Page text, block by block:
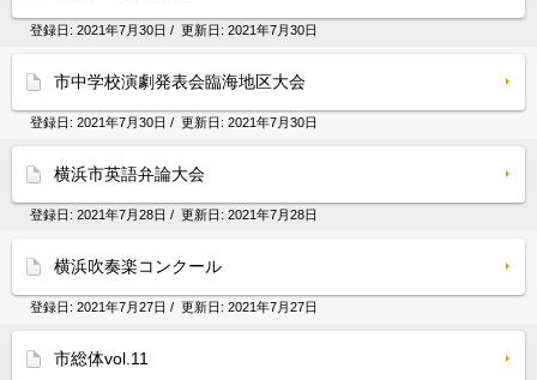
登録日: 2021年7月30日 / 更新日: 2021年7月30日
市中学校演劇発表会臨海地区大会
登録日: 2021年7月30日 / 更新日: 2021年7月30日
横浜市英語弁論大会
登録日: 2021年7月28日 / 更新日: 2021年7月28日
横浜吹奏楽コンクール
登録日: 2021年7月27日 / 更新日: 2021年7月27日
市総体vol.11